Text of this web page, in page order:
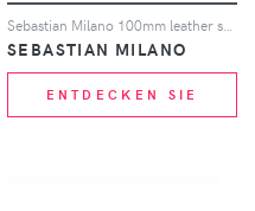
Sebastian Milano 100mm leather sandals - Grün
SEBASTIAN MILANO
ENTDECKEN SIE